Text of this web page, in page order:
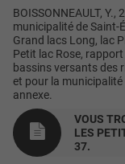
BOISSONNEAULT,
municipalité de Saint-
Grand lacs Long, lac
Petit lac Rose,
bassins versants des
et pour la municipalité
annexe.
VOUS
LES
37.